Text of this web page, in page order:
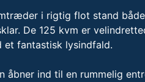
i rigtig flot stand
De 125 kvm er
et fantastisk lysindfald.
åbner ind til en rummelig